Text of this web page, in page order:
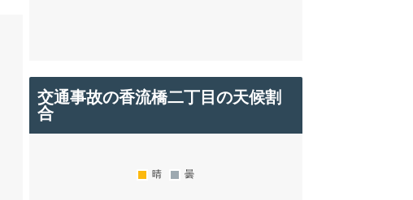
交通事故の香流橋二丁目の天候割
合